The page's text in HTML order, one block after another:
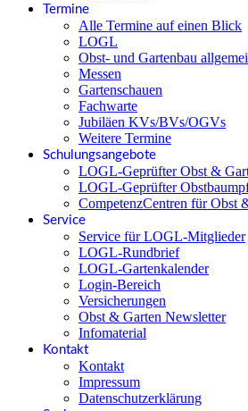
Termine
Alle Termine auf einen Blick
LOGL
Obst- und Gartenbau
Messen
Gartenschauen
Fachwarte
Jubiläen KVs/BVs/OGVs
Weitere Termine
Schulungsangebote
LOGL-Geprüfter Obst &
LOGL-Geprüfter
CompetenzCentren für Obst
Service
Service für LOGL-Mitglieder
LOGL-Rundbrief
LOGL-Gartenkalender
Login-Bereich
Versicherungen
Obst & Garten Newsletter
Infomaterial
Kontakt
Kontakt
Impressum
Datenschutzerklärung